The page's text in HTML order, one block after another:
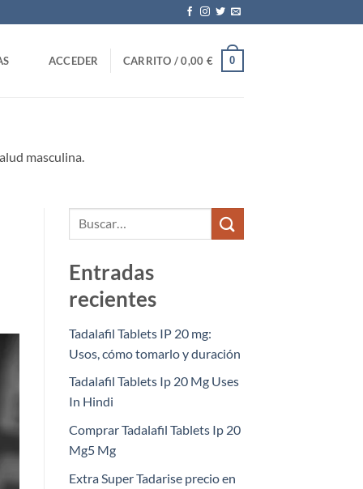
ACCEDER CARRITO /0,00 € 0
masculina.
Entradas
recientes
Tadalafil Tablets IP 20 mg:
Usos, cómo tomarlo y duración
Tadalafil Tablets Ip 20 Mg Uses
In Hindi
Comprar Tadalafil Tablets Ip 20
Mg5 Mg
Extra Super Tadarise precio en